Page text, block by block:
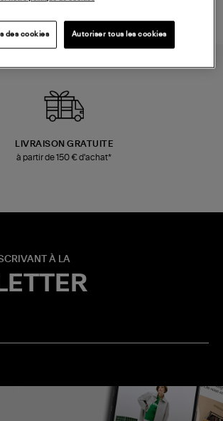
LIVRAISON GRATUITE
à partir de 150 € d'achat*
À LA
des cookies Autoriser tous les cookies